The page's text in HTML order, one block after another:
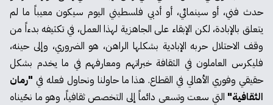
حدث فني، أو سينمائي، أو أدبي فلسطيني اليوم سيكون معيباً ما لم
يتعلق بالإبادة، لكن الإبقاء على الجاهزية لهذا العمل، في تكثيفه بدءاً من
وقف الاحتلال حربه الإبادية بشكلها الراهن، هو الضروري، وإلى حينه،
فليكرس العاملون في الثقافة خبراتهم ومعارفهم في ما يخدم بشكل
حقيقي وفوري الأهالي في القطاع. هذا ما حاولنا ونحاول فعله في "رمان
الثقافية" التي سعت وتسعى دائماً إلى التخصص ثقافياً، وهو ما نحّيناه